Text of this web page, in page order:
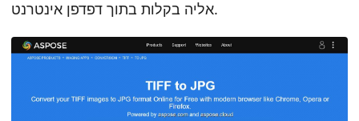
אליה בקלות בתוך דפדפן אינטרנט.